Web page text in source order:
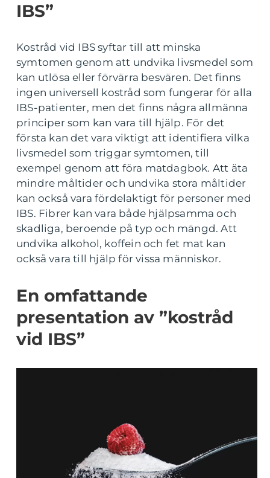
IBS”
Kostråd vid IBS syftar till att minska
symtomen genom att undvika livsmedel som
kan utlösa eller förvärra besvären. Det finns
ingen universell kostråd som fungerar för alla
IBS-patienter, men det finns några allmänna
principer som kan vara till hjälp. För det
första kan det vara viktigt att identifiera vilka
livsmedel som triggar symtomen, till
exempel genom att föra matdagbok. Att äta
mindre måltider och undvika stora måltider
kan också vara fördelaktigt för personer med
IBS. Fibrer kan vara både hjälpsamma och
skadliga, beroende på typ och mängd. Att
undvika alkohol, koffein och fet mat kan
också vara till hjälp för vissa människor.
En omfattande
presentation av ”kostråd
vid IBS”